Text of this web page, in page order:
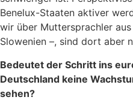
Benelux-Staaten aktiver
wir über Muttersprachler
Slowenien –, sind dort aber
Bedeutet der Schritt ins
Deutschland keine
sehen?